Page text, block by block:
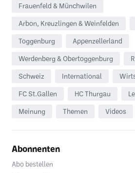
Frauenfeld & Münchwilen
Arbon, Kreuzlingen & Weinfelden
Toggenburg Appenzellerland
Werdenberg & Obertoggenburg
Schweiz International
FC St.Gallen HC Thurgau
Meinung Themen Videos
Abonnenten
Abo bestellen